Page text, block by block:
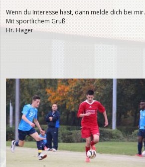
Wenn du Interesse hast, dann melde dich bei mir.
Mit sportlichem Gruß
Hr. Hager